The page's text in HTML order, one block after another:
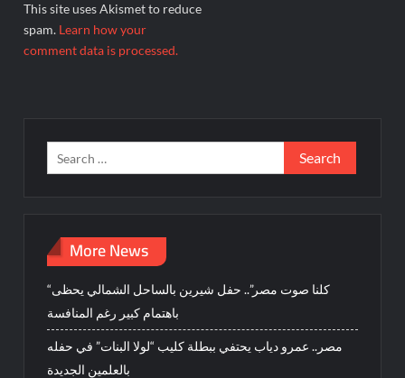
This site uses Akismet to reduce
spam. Learn how your
comment data is processed.
Search
for:
More News
“كلنا صوت مصر”.. حفل شيرين بالساحل الشمالي يحظى
باهتمام كبير رغم المنافسة
مصر.. عمرو دياب يحتفي ببطلة كليب “لولا البنات” في حفله
بالعلمين الجديدة